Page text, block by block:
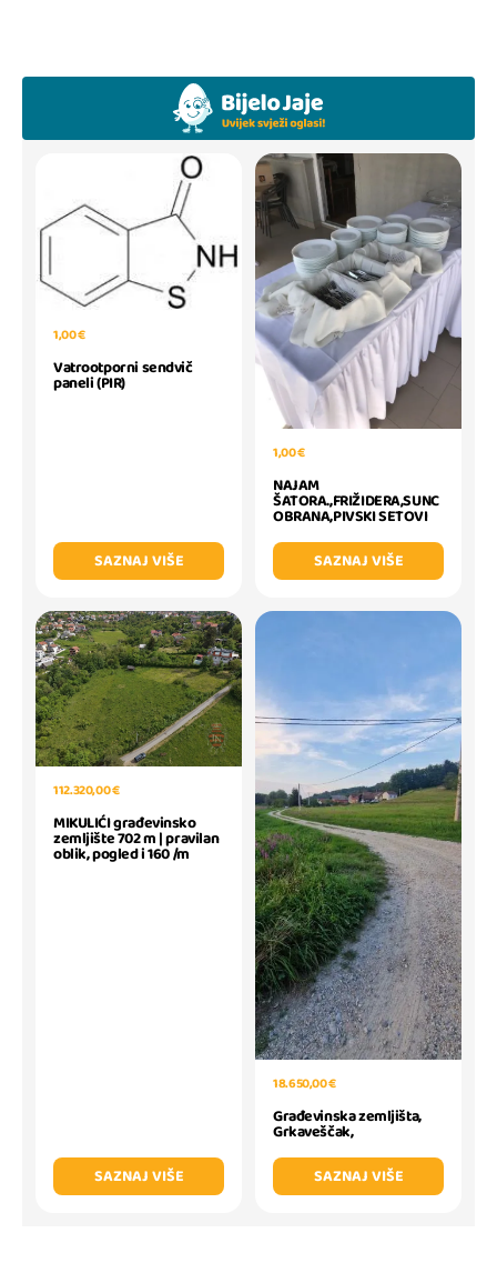
1,00 €
Vatrootporni sendvič
paneli (PIR)
SAZNAJ VIŠE
1,00 €
NAJAM
ŠATORA.,FRIŽIDERA,SUNC
OBRANA,PIVSKI SETOVI
SAZNAJ VIŠE
112.320,00 €
MIKULIĆI građevinsko
zemljište 702 m | pravilan
oblik, pogled i 160 /m
SAZNAJ VIŠE
18.650,00 €
Građevinska zemljišta,
Grkaveščak,
SAZNAJ VIŠE